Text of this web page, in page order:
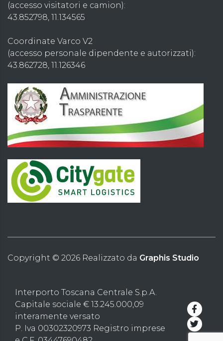
(accesso visitatori e camion):
43.852798, 11.134565
Coordinate Varco V2
(accesso personale dipendente e autorizzati):
43.862728, 11.126346
Copyright © 2026 Realizzato da Graphis Studio
Interporto Toscana Centrale S.p.A.
Capitale sociale € 13.245.000,09
interamente versato
P. Iva 00302320973 Registro imprese